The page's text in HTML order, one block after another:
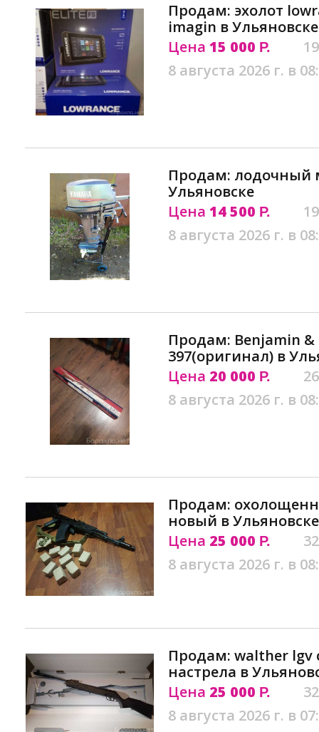
Продам: эхолот
imagin в Ульяновске
Цена 15 000 Р.
8 августа 2026 г. в
Продам: лодочный
Ульяновске
Цена 14 500 Р.
8 августа 2026 г. в
Продам: Benjamin &
397(оригинал) в
Цена 20 000 Р.
8 августа 2026 г. в
Продам:
новый в Ульяновске
Цена 25 000 Р.
8 августа 2026 г. в
Продам: walther lgv
настрела в
Цена 25 000 Р.
8 августа 2026 г. в